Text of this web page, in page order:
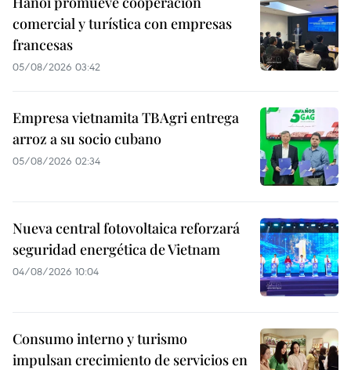
comercial y turística con empresas
francesas
05/08/2026 03:42
Empresa vietnamita TBAgri entrega
arroz a su socio cubano
05/08/2026 02:34
Nueva central fotovoltaica reforzará
seguridad energética de Vietnam
04/08/2026 10:04
Consumo interno y turismo
impulsan crecimiento de servicios en